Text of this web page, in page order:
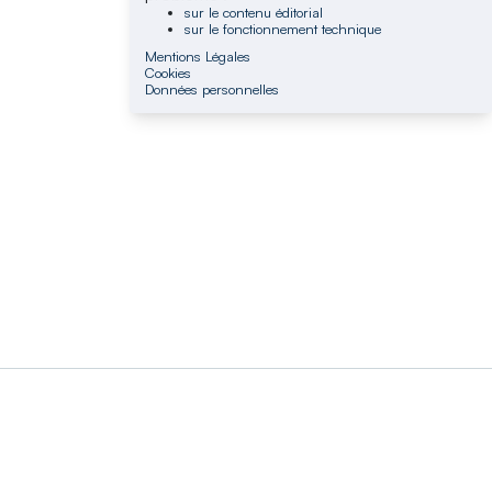
sur le contenu éditorial
sur le fonctionnement technique
Mentions Légales
Cookies
Données personnelles